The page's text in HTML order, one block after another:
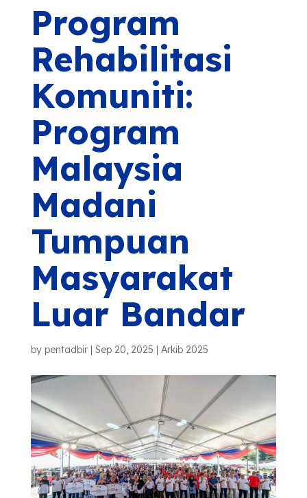
Program
Rehabilitasi
Komuniti:
Program
Malaysia
Madani
Tumpuan
Masyarakat
Luar Bandar
by pentadbir| Sep 20, 2025 | Arkib 2025